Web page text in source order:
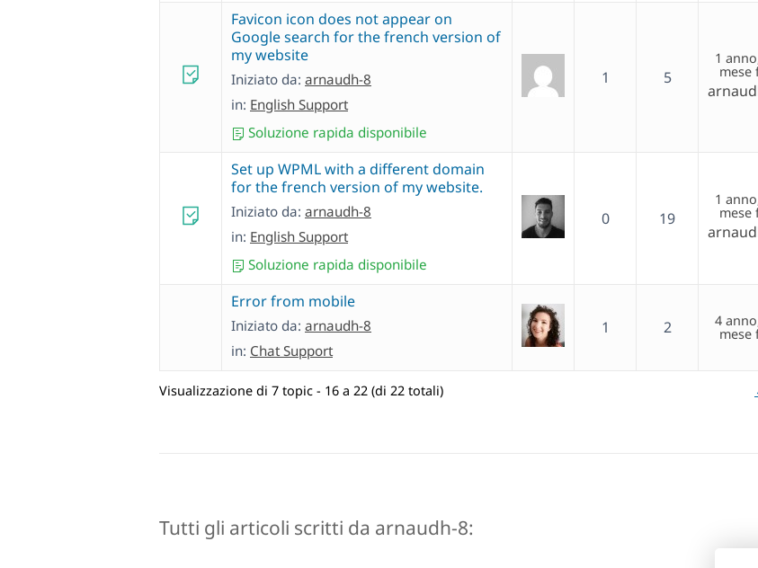
Favicon icon does not appear on
Google search for the french version of
my website
Iniziato da: arnaudh-8
in: English Support
Soluzione rapida disponibile
1 5
1
mese
Set up WPML with a different domain
for the french version of my website.
Iniziato da: arnaudh-8
in: English Support
Soluzione rapida disponibile
0 19
1
mese
Error from mobile
Iniziato da: arnaudh-8
in: Chat Support
1 2 4
mese
Visualizzazione di 7 topic - 16 a 22 (di 22 totali)
Tutti gli articoli scritti da arnaudh-8: